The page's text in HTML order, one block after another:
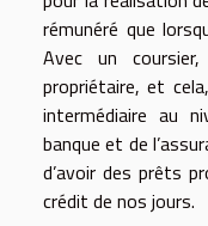
rémunéré que
Avec un
propriétaire, et
intermédiaire au
banque et de
d’avoir des prêts
crédit de nos jours.